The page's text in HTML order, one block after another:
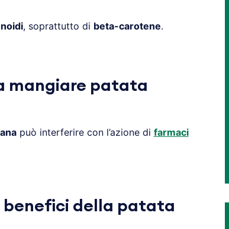
, soprattutto di beta-carotene.
mangiare patata
può interferire con l’azione di farmaci
benefici della patata